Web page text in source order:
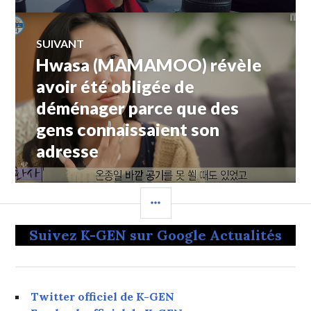
l’article
SUIVANT
Article
Suivant:
Hwasa (MAMAMOO) révèle
avoir été obligée de
déménager parce que des
gens connaissaient son
adresse
LATÉRALE
Suivez K-GEN sur Google Actualités
Twitter officiel de K-GEN